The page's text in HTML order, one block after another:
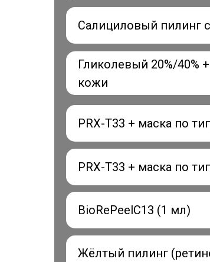
Салициловый пилинг
Гликолевый 20%/40%
кожи
PRX-T33 + маска по
PRX-T33 + маска по
BioRePeelC13 (1 мл)
Жёлтый пилинг